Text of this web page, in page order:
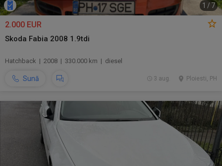
1 / 7
2.000 EUR
Skoda Fabia 2008 1.9tdi
Hatchback | 2008 | 330.000 km | diesel
Sună Ploiesti, PH
3 aug.